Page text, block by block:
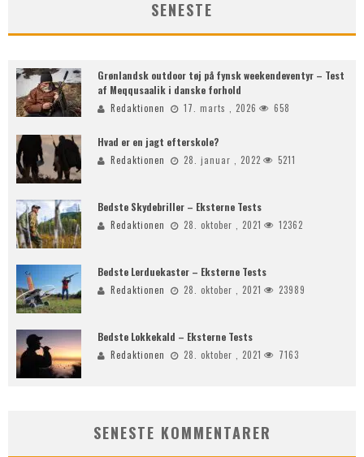
SENESTE
Grønlandsk outdoor tøj på fynsk weekendeventyr – Test
af Meqqusaalik i danske forhold
Redaktionen 17. marts , 2026 658
Hvad er en jagt efterskole?
Redaktionen 28. januar , 2022 5211
Bedste Skydebriller – Eksterne Tests
Redaktionen 28. oktober , 2021 12362
Bedste Lerduekaster – Eksterne Tests
Redaktionen 28. oktober , 2021 23989
Bedste Lokkekald – Eksterne Tests
Redaktionen 28. oktober , 2021 7163
SENESTE KOMMENTARER